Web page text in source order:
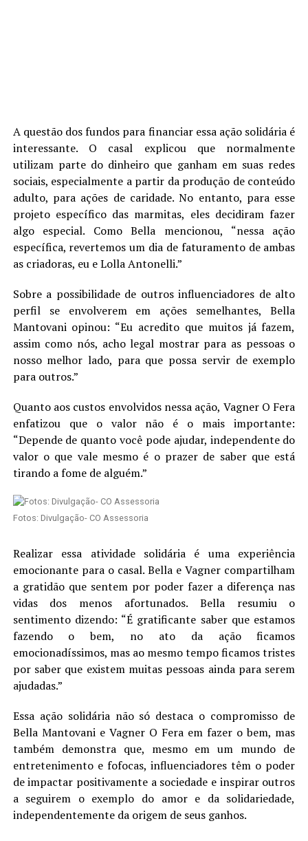
A questão dos fundos para financiar essa ação solidária é
interessante. O casal explicou que normalmente
utilizam parte do dinheiro que ganham em suas redes
sociais, especialmente a partir da produção de conteúdo
adulto, para ações de caridade. No entanto, para esse
projeto específico das marmitas, eles decidiram fazer
algo especial. Como Bella mencionou, “nessa ação
específica, revertemos um dia de faturamento de ambas
as criadoras, eu e Lolla Antonelli.”
Sobre a possibilidade de outros influenciadores de alto
perfil se envolverem em ações semelhantes, Bella
Mantovani opinou: “Eu acredito que muitos já fazem,
assim como nós, acho legal mostrar para as pessoas o
nosso melhor lado, para que possa servir de exemplo
para outros.”
Quanto aos custos envolvidos nessa ação, Vagner O Fera
enfatizou que o valor não é o mais importante:
“Depende de quanto você pode ajudar, independente do
valor o que vale mesmo é o prazer de saber que está
tirando a fome de alguém.”
Fotos: Divulgação- CO Assessoria
Realizar essa atividade solidária é uma experiência
emocionante para o casal. Bella e Vagner compartilham
a gratidão que sentem por poder fazer a diferença nas
vidas dos menos afortunados. Bella resumiu o
sentimento dizendo: “É gratificante saber que estamos
fazendo o bem, no ato da ação ficamos
emocionadíssimos, mas ao mesmo tempo ficamos tristes
por saber que existem muitas pessoas ainda para serem
ajudadas.”
Essa ação solidária não só destaca o compromisso de
Bella Mantovani e Vagner O Fera em fazer o bem, mas
também demonstra que, mesmo em um mundo de
entretenimento e fofocas, influenciadores têm o poder
de impactar positivamente a sociedade e inspirar outros
a seguirem o exemplo do amor e da solidariedade,
independentemente da origem de seus ganhos.